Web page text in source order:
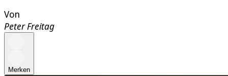
Von
Peter Freitag
Merken